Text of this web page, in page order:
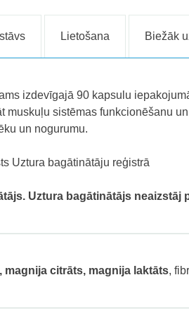
Lietošana Biežāk
izdevīgajā 90 kapsulu
muskuļu sistēmas funkcionēšanu
un nogurumu.
Uztura bagātinātāju reģistrā
Uztura bagātinātājs
magnija citrāts, magnija laktāts,